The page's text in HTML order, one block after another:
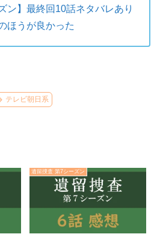
ン】最終回10話ネタバレあり
ほうが良かった
テレビ朝日系
遺留捜査 第7シーズン